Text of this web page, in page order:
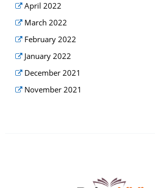
April 2022
March 2022
February 2022
January 2022
December 2021
November 2021